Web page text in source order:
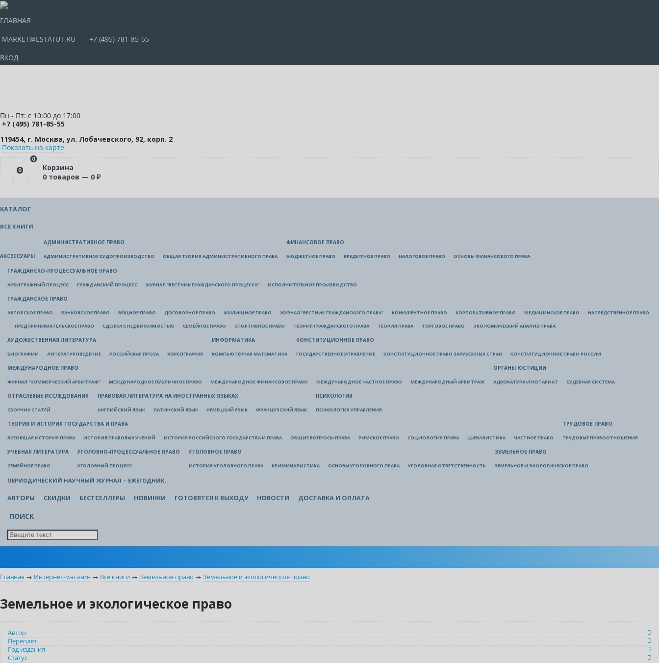
ГЛАВНАЯ
MARKET@ESTATUT.RU
+7 (495) 781-85-55
ВХОД
Пн - Пт: с 10:00 до 17:00
+7 (495) 781-85-55
119454, г. Москва, ул. Лобачевского, 92, корп. 2
Показать на карте
0
0
Корзина
0 товаров — 0 ₽
КАТАЛОГ
ВСЕ КНИГИ
АКСЕССУАРЫ
АДМИНИСТРАТИВНОЕ ПРАВО
АДМИНИСТРАТИВНОЕ СУДОПРОИЗВОДСТВО ОБЩАЯ ТЕОРИЯ АДМИНИСТРАТИВНОГО ПРАВА
ФИНАНСОВОЕ ПРАВО
БЮДЖЕТНОЕ ПРАВО КРЕДИТНОЕ ПРАВО НАЛОГОВОЕ ПРАВО ОСНОВЫ ФИНАНСОВОГО ПРАВА
ГРАЖДАНСКО-ПРОЦЕССУАЛЬНОЕ ПРАВО
АРБИТРАЖНЫЙ ПРОЦЕСС ГРАЖДАНСКИЙ ПРОЦЕСС ЖУРНАЛ "ВЕСТНИК ГРАЖДАНСКОГО ПРОЦЕССА" ИСПОЛНИТЕЛЬНОЕ ПРОИЗВОДСТВО
ГРАЖДАНСКОЕ ПРАВО
АВТОРСКОЕ ПРАВО БАНКОВСКОЕ ПРАВО ВЕЩНОЕ ПРАВО ДОГОВОРНОЕ ПРАВО ЖИЛИЩНОЕ ПРАВО ЖУРНАЛ "ВЕСТНИК ГРАЖДАНСКОГО ПРАВА" КОНКУРЕНТНОЕ ПРАВО КОРПОРАТИВНОЕ ПРАВО МЕДИЦИНСКОЕ ПРАВО НАСЛЕДСТВЕННОЕ ПРАВО
ПРЕДПРИНИМАТЕЛЬСКОЕ ПРАВО СДЕЛКИ С НЕДВИЖИМОСТЬЮ СЕМЕЙНОЕ ПРАВО СПОРТИВНОЕ ПРАВО ТЕОРИЯ ГРАЖДАНСКОГО ПРАВА ТЕОРИЯ ПРАВА ТОРГОВОЕ ПРАВО ЭКОНОМИЧЕСКИЙ АНАЛИЗ ПРАВА
ХУДОЖЕСТВЕННАЯ ЛИТЕРАТУРА
БИОГРАФИИ ЛИТЕРАТУРОВЕДЕНИЕ РОССИЙСКАЯ ПРОЗА ХОРЕОГРАФИЯ
ИНФОРМАТИКА
КОМПЬЮТЕРНАЯ МАТЕМАТИКА
КОНСТИТУЦИОННОЕ ПРАВО
ГОСУДАРСТВЕННОЕ УПРАВЛЕНИЕ КОНСТИТУЦИОННОЕ ПРАВО ЗАРУБЕЖНЫХ СТРАН КОНСТИТУЦИОННОЕ ПРАВО РОССИИ
МЕЖДУНАРОДНОЕ ПРАВО
ЖУРНАЛ "КОММЕРЧЕСКИЙ АРБИТРАЖ" МЕЖДУНАРОДНОЕ ПУБЛИЧНОЕ ПРАВО МЕЖДУНАРОДНОЕ ФИНАНСОВОЕ ПРАВО МЕЖДУНАРОДНОЕ ЧАСТНОЕ ПРАВО МЕЖДУНАРОДНЫЙ АРБИТРАЖ
ОРГАНЫ ЮСТИЦИИ
АДВОКАТУРА И НОТАРИАТ СУДЕБНАЯ СИСТЕМА
ОТРАСЛЕВЫЕ ИССЛЕДОВАНИЯ
СБОРНИК СТАТЕЙ
ПРАВОВАЯ ЛИТЕРАТУРА НА ИНОСТРАННЫХ ЯЗЫКАХ
АНГЛИЙСКИЙ ЯЗЫК ЛАТИНСКИЙ ЯЗЫК НЕМЕЦКИЙ ЯЗЫК ФРАНЦУЗСКИЙ ЯЗЫК
ПСИХОЛОГИЯ
ПСИХОЛОГИЯ УПРАВЛЕНИЯ
ТЕОРИЯ И ИСТОРИЯ ГОСУДАРСТВА И ПРАВА
ВСЕОБЩАЯ ИСТОРИЯ ПРАВА ИСТОРИЯ ПРАВОВЫХ УЧЕНИЙ ИСТОРИЯ РОССИЙСКОГО ГОСУДАРСТВА И ПРАВА ОБЩИЕ ВОПРОСЫ ПРАВА РИМСКОЕ ПРАВО СОЦИОЛОГИЯ ПРАВА ЦИВИЛИСТИКА ЧАСТНОЕ ПРАВО
ТРУДОВОЕ ПРАВО
ТРУДОВЫЕ ПРАВООТНОШЕНИЯ
УЧЕБНАЯ ЛИТЕРАТУРА
СЕМЕЙНОЕ ПРАВО
УГОЛОВНО-ПРОЦЕССУАЛЬНОЕ ПРАВО
УГОЛОВНЫЙ ПРОЦЕСС
УГОЛОВНОЕ ПРАВО
ИСТОРИЯ УГОЛОВНОГО ПРАВА КРИМИНАЛИСТИКА ОСНОВЫ УГОЛОВНОГО ПРАВА УГОЛОВНАЯ ОТВЕТСТВЕННОСТЬ
ЗЕМЕЛЬНОЕ ПРАВО
ЗЕМЕЛЬНОЕ И ЭКОЛОГИЧЕСКОЕ ПРАВО
ПЕРИОДИЧЕСКИЙ НАУЧНЫЙ ЖУРНАЛ – ЕЖЕГОДНИК.
АВТОРЫ СКИДКИ БЕСТСЕЛЛЕРЫ НОВИНКИ ГОТОВЯТСЯ К ВЫХОДУ НОВОСТИ ДОСТАВКА И ОПЛАТА
ПОИСК
Главная → Интернет-магазин → Все книги → Земельное право → Земельное и экологическое право
Земельное и экологическое право
Автор
Переплет
Год издания
Статус